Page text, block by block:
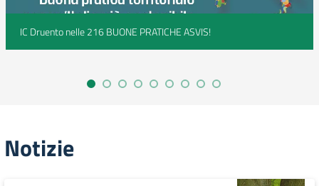
IC Druento nelle 216 BUONE PRATICHE ASVIS!
Notizie